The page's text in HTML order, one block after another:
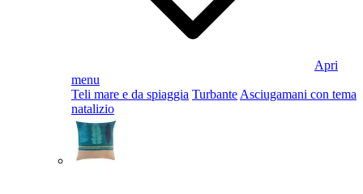
Apri
menu
Teli mare e da spiaggia Turbante Asciugamani con tema
natalizio